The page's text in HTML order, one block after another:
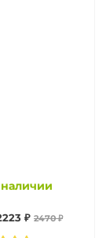
₽ 2470 ₽